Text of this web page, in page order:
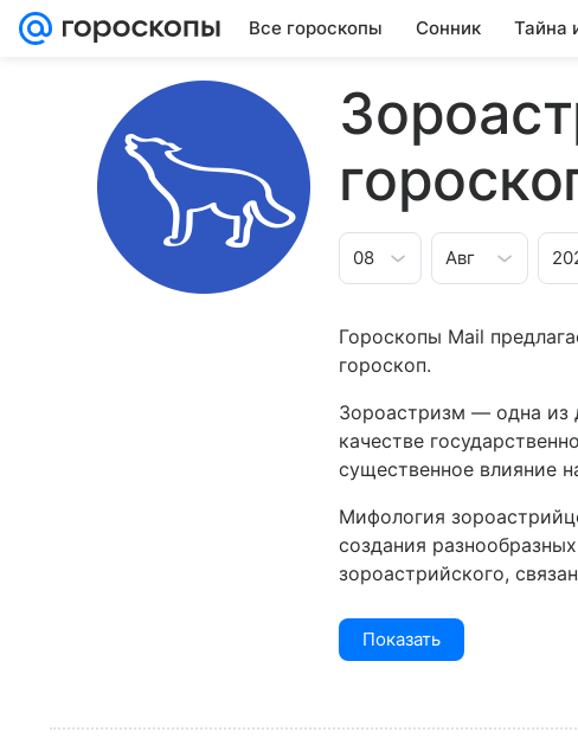
Все гороскопы Сонник Тайна
08 Авг
Гороскопы Mail
гороскоп.
Зороастризм — одна из
качестве
существенное влияние
Мифология
создания
зороастрийского,
Показать